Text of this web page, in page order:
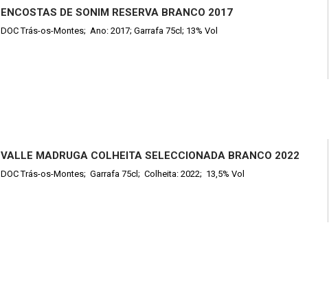
ENCOSTAS DE SONIM RESERVA BRANCO 2017
DOC Trás-os-Montes; Ano: 2017; Garrafa 75cl; 13% Vol
VALLE MADRUGA COLHEITA SELECCIONADA BRANCO 2022
DOC Trás-os-Montes; Garrafa 75cl; Colheita: 2022; 13,5% Vol